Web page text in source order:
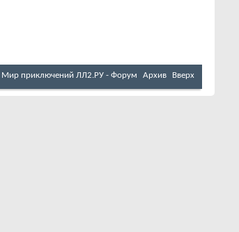
Мир приключений ЛЛ2.РУ - Форум Архив Вверх